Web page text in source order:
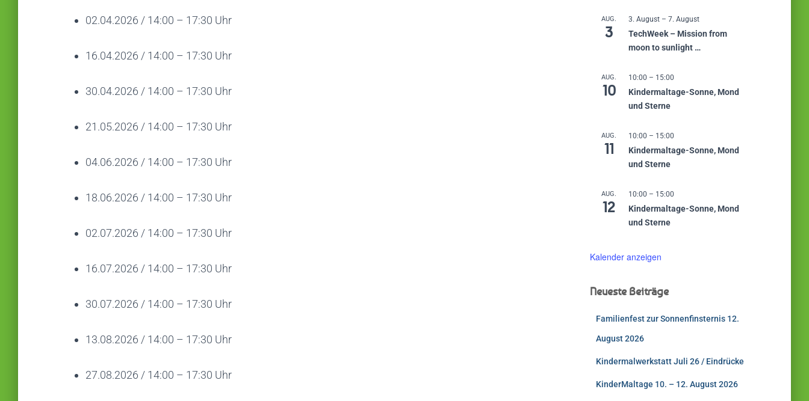
02.04.2026 / 14:00 – 17:30 Uhr
16.04.2026 / 14:00 – 17:30 Uhr
30.04.2026 / 14:00 – 17:30 Uhr
21.05.2026 / 14:00 – 17:30 Uhr
04.06.2026 / 14:00 – 17:30 Uhr
18.06.2026 / 14:00 – 17:30 Uhr
02.07.2026 / 14:00 – 17:30 Uhr
16.07.2026 / 14:00 – 17:30 Uhr
30.07.2026 / 14:00 – 17:30 Uhr
13.08.2026 / 14:00 – 17:30 Uhr
27.08.2026 / 14:00 – 17:30 Uhr
AUG.
3
3. August– 7. August
TechWeek – Mission from
moon to sunlight …
AUG.
10
10:00 – 15:00
Kindermaltage-Sonne, Mond
und Sterne
AUG.
11
10:00 – 15:00
Kindermaltage-Sonne, Mond
und Sterne
AUG.
12
10:00 – 15:00
Kindermaltage-Sonne, Mond
und Sterne
Kalender anzeigen
Neueste Beiträge
Familienfest zur Sonnenfinsternis 12.
August 2026
Kindermalwerkstatt Juli 26 / Eindrücke
KinderMaltage 10. – 12. August 2026